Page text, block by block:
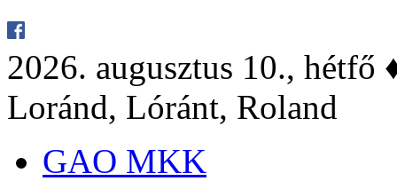
2026. au­gusz­tus 10.,
Lo­ránd, Ló­ránt, Ro­land
GAO MKK